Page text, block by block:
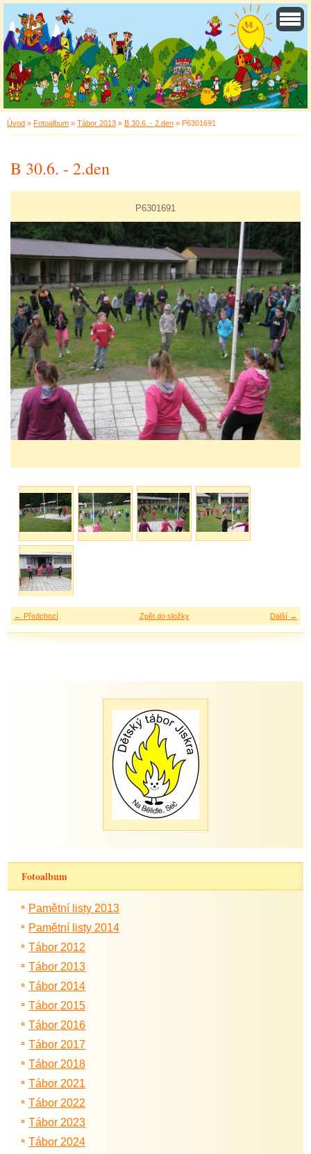
Úvod » Fotoalbum » Tábor 2013 » B 30.6. - 2.den » P6301691
B 30.6. - 2.den
P6301691
← Předchozí Další →
Zpět do složky
Fotoalbum
Pamětní listy 2013
Pamětní listy 2014
Tábor 2012
Tábor 2013
Tábor 2014
Tábor 2015
Tábor 2016
Tábor 2017
Tábor 2018
Tábor 2021
Tábor 2022
Tábor 2023
Tábor 2024